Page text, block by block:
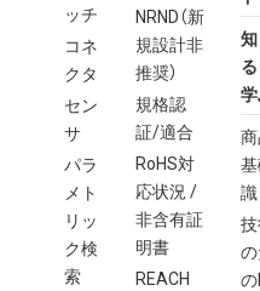
ッチ
コネ
クタ
セン
サ
パラ
メト
リッ
ク検
索
NRND（新
規設計非
推奨）
規格認
証/適合
RoHS対
応状況 /
非含有証
明書
REACH
知
識
の